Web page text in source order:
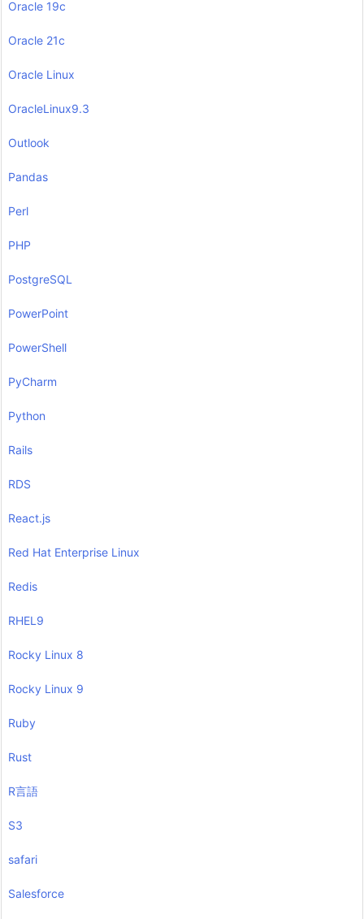
Oracle 19c
Oracle 21c
Oracle Linux
OracleLinux9.3
Outlook
Pandas
Perl
PHP
PostgreSQL
PowerPoint
PowerShell
PyCharm
Python
Rails
RDS
React.js
Red Hat Enterprise Linux
Redis
RHEL9
Rocky Linux 8
Rocky Linux 9
Ruby
Rust
R言語
S3
safari
Salesforce